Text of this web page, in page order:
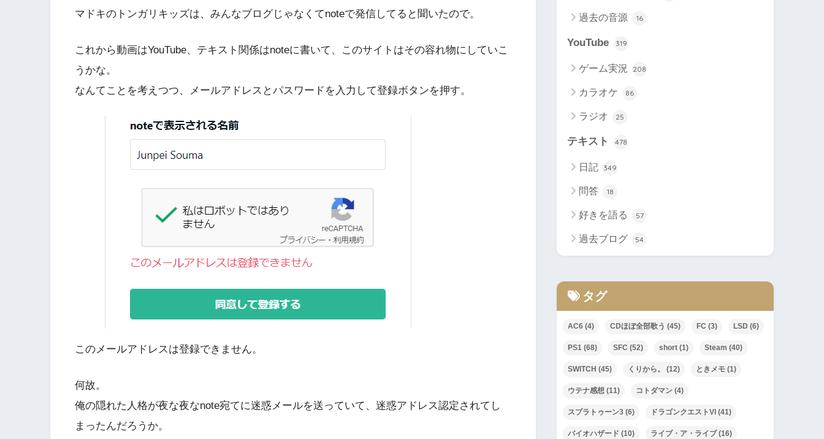
マドキのトンガリキッズは、みんなブログじゃなくてnoteで発信してると聞いたので。
これから動画はYouTube、テキスト関係はnoteに書いて、このサイトはその容れ物にしていこ
うかな。
なんてことを考えつつ、メールアドレスとパスワードを入力して登録ボタンを押す。
このメールアドレスは登録できません。
何故。
俺の隠れた人格が夜な夜なnote宛てに迷惑メールを送っていて、迷惑アドレス認定されてし
まったんだろうか。
過去の音源 16
YouTube 319
ゲーム実況 208
カラオケ 86
ラジオ 25
テキスト 478
日記 349
問答 18
好きを語る 57
過去ブログ 54
タグ
AC6 (4) CDほぼ全部歌う (45) FC (3) LSD (6)
PS1 (68) SFC (52) short (1) Steam (40)
SWITCH (45) くりから。 (12) ときメモ (1)
ウテナ感想 (11) コトダマン (4)
スプラトゥーン3 (6) ドラゴンクエストVI (41)
バイオハザード (10) ライブ・ア・ライブ(16)